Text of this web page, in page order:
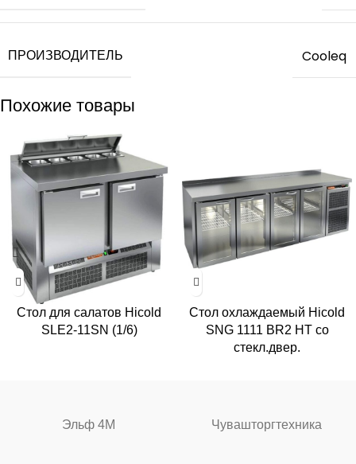
ПРОИЗВОДИТЕЛЬ Cooleq
Похожие товары
Стол для салатов Hicold
SLE2-11SN (1/6)
Стол охлаждаемый Hicold
SNG 1111 BR2 HT со
стекл.двер.
Эльф 4М Чувашторгтехника